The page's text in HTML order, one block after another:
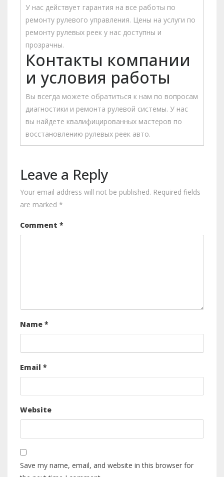
У нас действует гарантия на все работы по
ремонту рулевого управления. Цены на услуги по
ремонту рулевых реек у нас доступны и
прозрачны.
Контакты компании
и условия работы
Вы всегда можете обратиться к нам по вопросам
диагностики и ремонта рулевой системы. У нас
вы найдете квалифицированных мастеров по
восстановлению рулевых реек авто.
Leave a Reply
Your email address will not be published. Required fields
are marked *
Comment *
Name *
Email *
Website
Save my name, email, and website in this browser for